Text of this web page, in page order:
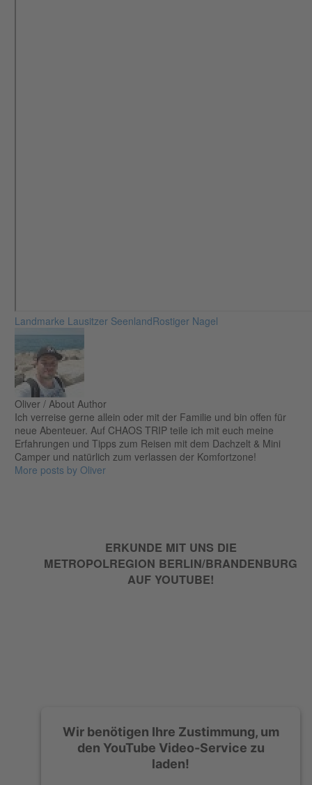
Landmarke Lausitzer SeenlandRostiger Nagel
Oliver / About Author
Ich verreise gerne allein oder mit der Familie und bin offen für
neue Abenteuer. Auf CHAOS TRIP teile ich mit euch meine
Erfahrungen und Tipps zum Reisen mit dem Dachzelt & Mini
Camper und natürlich zum verlassen der Komfortzone!
More posts by Oliver
ERKUNDE MIT UNS DIE
METROPOLREGION BERLIN/BRANDENBURG
AUF YOUTUBE!
Wir benötigen Ihre Zustimmung, um
den YouTube Video-Service zu
laden!